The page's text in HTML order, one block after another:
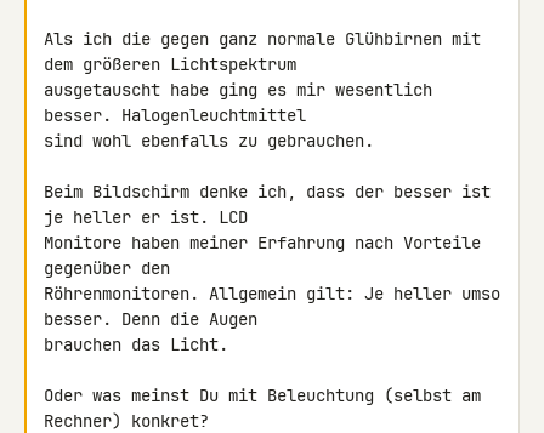
Als ich die gegen ganz normale Glühbirnen mit
dem größeren Lichtspektrum
ausgetauscht habe ging es mir wesentlich
besser. Halogenleuchtmittel
sind wohl ebenfalls zu gebrauchen.
Beim Bildschirm denke ich, dass der besser ist
je heller er ist. LCD
Monitore haben meiner Erfahrung nach Vorteile
gegenüber den
Röhrenmonitoren. Allgemein gilt: Je heller umso
besser. Denn die Augen
brauchen das Licht.
Oder was meinst Du mit Beleuchtung (selbst am
Rechner) konkret?